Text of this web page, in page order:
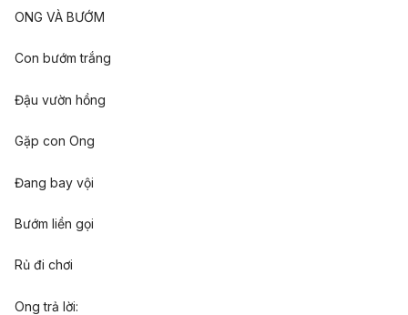
ONG VÀ BƯỚM
Con bướm trắng
Đậu vườn hồng
Gặp con Ong
Đang bay vội
Bướm liền gọi
Rủ đi chơi
Ong trả lời: